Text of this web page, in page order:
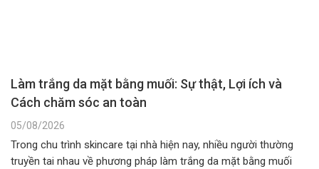
Làm trắng da mặt bằng muối: Sự thật, Lợi ích và
Cách chăm sóc an toàn
05/08/2026
Trong chu trình skincare tại nhà hiện nay, nhiều người thường
truyền tai nhau về phương pháp làm trắng da mặt bằng muối